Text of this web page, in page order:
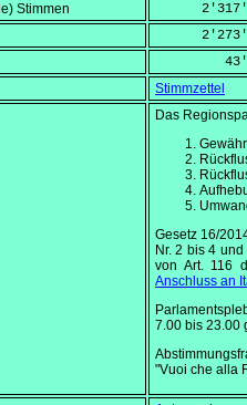
Stimmen
Stimmzettel
Das
Gesetz 16/
Nr. 2 bis 4
von Art. 116
Anschluss an
7.00 bis 23.00
"Vuoi che alla